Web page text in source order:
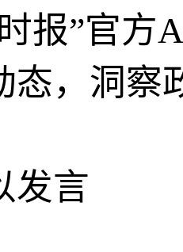
报”官方
态，洞察
发言